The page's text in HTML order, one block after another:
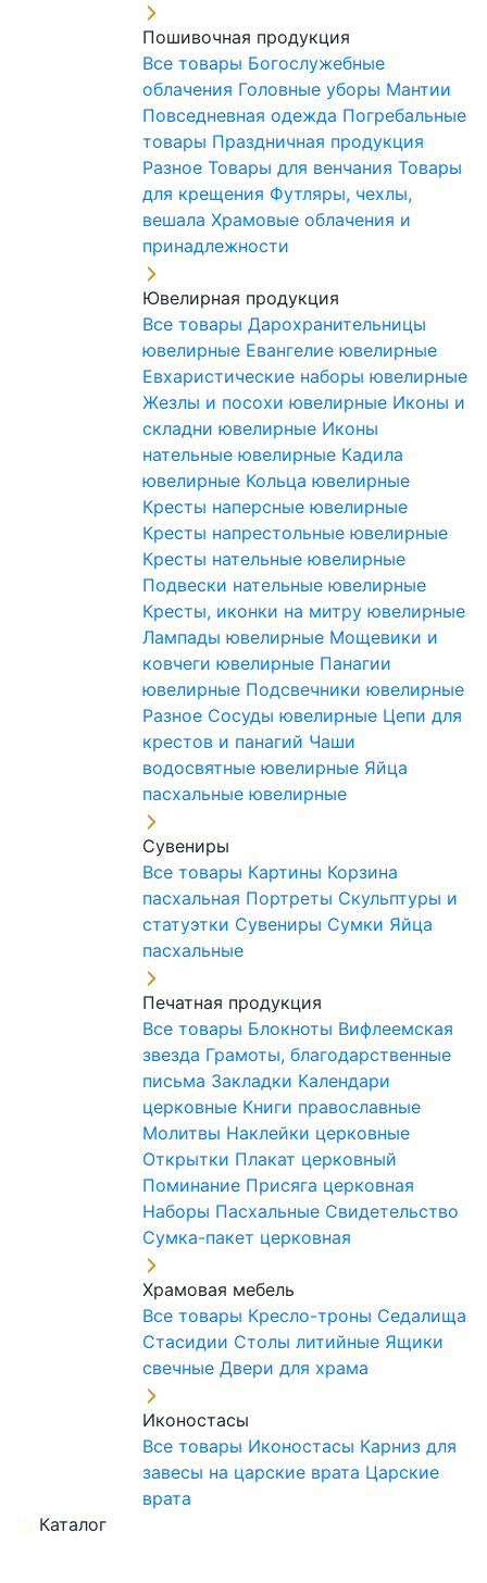
Пошивочная продукция
Все товары Богослужебные
облачения Головные уборы Мантии
Повседневная одежда Погребальные
товары Праздничная продукция
Разное Товары для венчания Товары
для крещения Футляры, чехлы,
вешала Храмовые облачения и
принадлежности
Ювелирная продукция
Все товары Дарохранительницы
ювелирные Евангелие ювелирные
Евхаристические наборы ювелирные
Жезлы и посохи ювелирные Иконы и
складни ювелирные Иконы
нательные ювелирные Кадила
ювелирные Кольца ювелирные
Кресты наперсные ювелирные
Кресты напрестольные ювелирные
Кресты нательные ювелирные
Подвески нательные ювелирные
Кресты, иконки на митру ювелирные
Лампады ювелирные Мощевики и
ковчеги ювелирные Панагии
ювелирные Подсвечники ювелирные
Разное Сосуды ювелирные Цепи для
крестов и панагий Чаши
водосвятные ювелирные Яйца
пасхальные ювелирные
Сувениры
Все товары Картины Корзина
пасхальная Портреты Скульптуры и
статуэтки Сувениры Сумки Яйца
пасхальные
Печатная продукция
Все товары Блокноты Вифлеемская
звезда Грамоты, благодарственные
письма Закладки Календари
церковные Книги православные
Молитвы Наклейки церковные
Открытки Плакат церковный
Поминание Присяга церковная
Наборы Пасхальные Свидетельство
Сумка-пакет церковная
Храмовая мебель
Все товары Кресло-троны Седалища
Стасидии Столы литийные Ящики
свечные Двери для храма
Иконостасы
Все товары Иконостасы Карниз для
завесы на царские врата Царские
врата
Каталог